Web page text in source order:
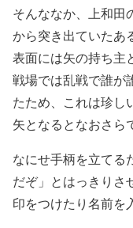
そんななか、上和田
から突き出ていたあ
表面には矢の持ち主
戦場では乱戦で誰が
たため、これは珍し
矢となるとなおさら
なにせ手柄を立てる
だぞ」とはっきりさ
印をつけたり名前を